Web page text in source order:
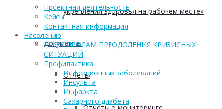
укрепления здоровья на рабочем месте»
Документы
Отчеты
Проектная деятельность
Кейсы
Контактная информация
Населению
ПО ВОПРОСАМ ПРЕОДОЛЕНИЯ КРИЗИСНЫХ
СИТУАЦИЙ
Профилактика
Инфекционных заболеваний
Инсульта
Инфаркта
Сахарного диабета